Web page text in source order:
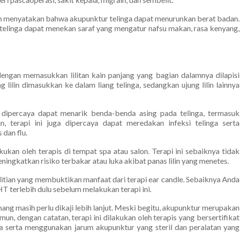
menyatakan bahwa akupunktur telinga dapat menurunkan berat badan.
dapat menekan saraf yang mengatur nafsu makan, rasa kenyang,
memasukkan lilitan kain panjang yang bagian dalamnya dilapisi
lilin dimasukkan ke dalam liang telinga, sedangkan ujung lilin lainnya
dapat menarik benda-benda asing pada telinga, termasuk
terapi ini juga dipercaya dapat meredakan infeksi telinga serta
flu.
oleh terapis di tempat spa atau salon. Terapi ini sebaiknya tidak
risiko terbakar atau luka akibat panas lilin yang menetes.
yang membuktikan manfaat dari terapi ear candle. Sebaiknya Anda
terlebih dulu sebelum melakukan terapi ini.
masih perlu dikaji lebih lanjut. Meski begitu, akupunktur merupakan
dengan catatan, terapi ini dilakukan oleh terapis yang bersertifikat
serta menggunakan jarum akupunktur yang steril dan peralatan yang